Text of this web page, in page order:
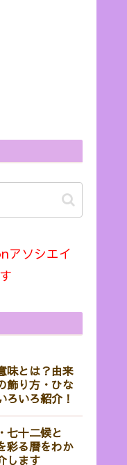
アソシエイ
味とは？由来
飾り方・ひな
ろいろ紹介！
七十二候と
彩る暦をわか
します